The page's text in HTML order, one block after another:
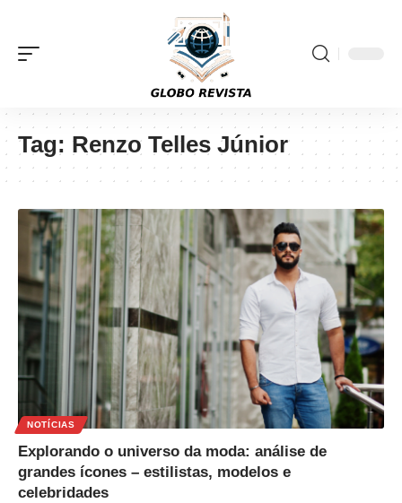
Tag: Renzo Telles Júnior
NOTÍCIAS
Explorando o universo da moda: análise de
grandes ícones – estilistas, modelos e
celebridades